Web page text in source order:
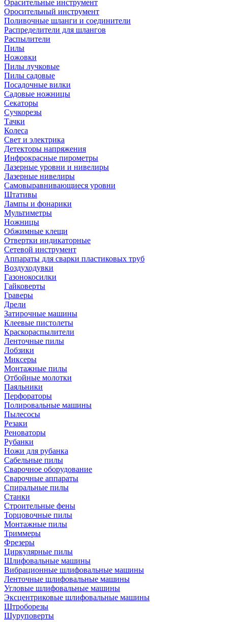
Орасительные инструмент
Оросительный инструмент
Поливочные шланги и соединители
Распределители для шлангов
Распылители
Пилы
Ножовки
Пилы лучковые
Пилы садовые
Посадочные вилки
Садовые ножницы
Секаторы
Сучкорезы
Тачки
Колеса
Свет и электрика
Детекторы напряжения
Инфрокрасные пирометры
Лазерные уровни и нивелиры
Лазерные нивелиры
Самовыравнивающиеся уровни
Штативы
Лампы и фонарики
Мультиметры
Ножницы
Обжимные клещи
Отвертки индикаторные
Сетевой инструмент
Аппараты для сварки пластиковых труб
Воздуходувки
Газонокосилки
Гайковерты
Граверы
Дрели
Затирочные машины
Клеевые пистолеты
Краскораспылители
Ленточные пилы
Лобзики
Миксеры
Монтажные пилы
Отбойные молотки
Паяльники
Перфораторы
Полировальные машины
Пылесосы
Резаки
Реноваторы
Рубанки
Ножи для рубанка
Сабельные пилы
Сварочное оборудование
Сварочные аппараты
Спиральные пилы
Станки
Строительные фены
Торцовочные пилы
Монтажные пилы
Триммеры
Фрезеры
Циркулярные пилы
Шлифовальные машины
Вибрационные шлифовальные машины
Ленточные шлифовальные машины
Угловые шлифовальные машины
Эксцентриковые шлифовальные машины
Штроборезы
Шуруповерты